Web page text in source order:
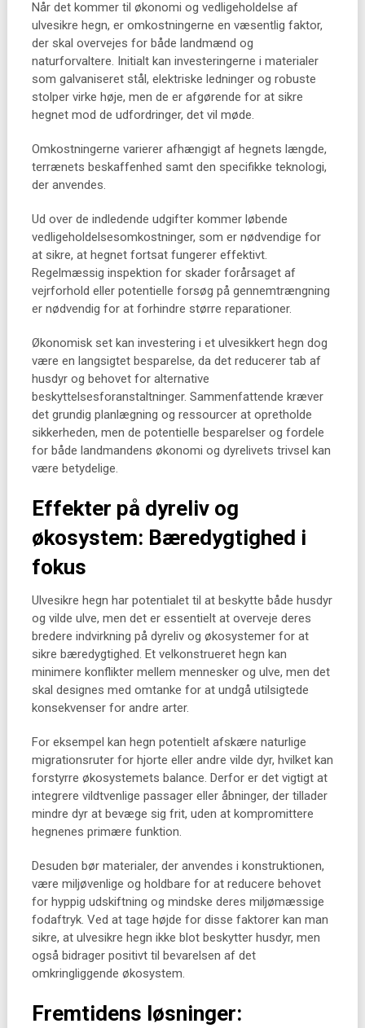
Når det kommer til økonomi og vedligeholdelse af
ulvesikre hegn, er omkostningerne en væsentlig faktor,
der skal overvejes for både landmænd og
naturforvaltere. Initialt kan investeringerne i materialer
som galvaniseret stål, elektriske ledninger og robuste
stolper virke høje, men de er afgørende for at sikre
hegnet mod de udfordringer, det vil møde.
Omkostningerne varierer afhængigt af hegnets længde,
terrænets beskaffenhed samt den specifikke teknologi,
der anvendes.
Ud over de indledende udgifter kommer løbende
vedligeholdelsesomkostninger, som er nødvendige for
at sikre, at hegnet fortsat fungerer effektivt.
Regelmæssig inspektion for skader forårsaget af
vejrforhold eller potentielle forsøg på gennemtrængning
er nødvendig for at forhindre større reparationer.
Økonomisk set kan investering i et ulvesikkert hegn dog
være en langsigtet besparelse, da det reducerer tab af
husdyr og behovet for alternative
beskyttelsesforanstaltninger. Sammenfattende kræver
det grundig planlægning og ressourcer at opretholde
sikkerheden, men de potentielle besparelser og fordele
for både landmandens økonomi og dyrelivets trivsel kan
være betydelige.
Effekter på dyreliv og
økosystem: Bæredygtighed i
fokus
Ulvesikre hegn har potentialet til at beskytte både husdyr
og vilde ulve, men det er essentielt at overveje deres
bredere indvirkning på dyreliv og økosystemer for at
sikre bæredygtighed. Et velkonstrueret hegn kan
minimere konflikter mellem mennesker og ulve, men det
skal designes med omtanke for at undgå utilsigtede
konsekvenser for andre arter.
For eksempel kan hegn potentielt afskære naturlige
migrationsruter for hjorte eller andre vilde dyr, hvilket kan
forstyrre økosystemets balance. Derfor er det vigtigt at
integrere vildtvenlige passager eller åbninger, der tillader
mindre dyr at bevæge sig frit, uden at kompromittere
hegnenes primære funktion.
Desuden bør materialer, der anvendes i konstruktionen,
være miljøvenlige og holdbare for at reducere behovet
for hyppig udskiftning og mindske deres miljømæssige
fodaftryk. Ved at tage højde for disse faktorer kan man
sikre, at ulvesikre hegn ikke blot beskytter husdyr, men
også bidrager positivt til bevarelsen af det
omkringliggende økosystem.
Fremtidens løsninger: